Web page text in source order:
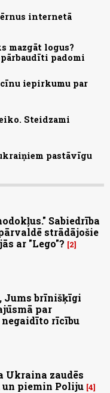
internetā
mazgāt logus?
padomi
iepirkumu par
Steidzami
pastāvīgu
Sabiedrība
strādājošie
ar "Lego"?
2
Jums brīnišķīgi
par
negaidīto rīcību
Ukraina zaudēs
un piemin Poliju 4